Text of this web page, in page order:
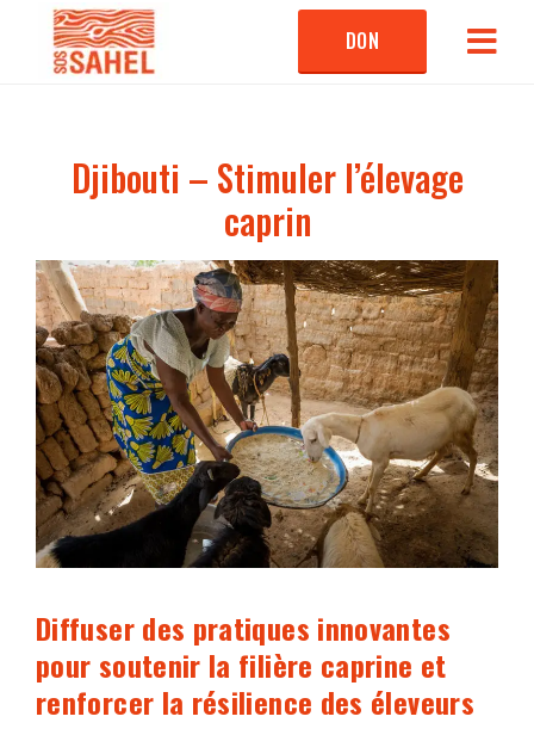
DON
Djibouti – Stimuler l’élevage
caprin
Diffuser des pratiques innovantes
pour soutenir la filière caprine et
renforcer la résilience des éleveurs